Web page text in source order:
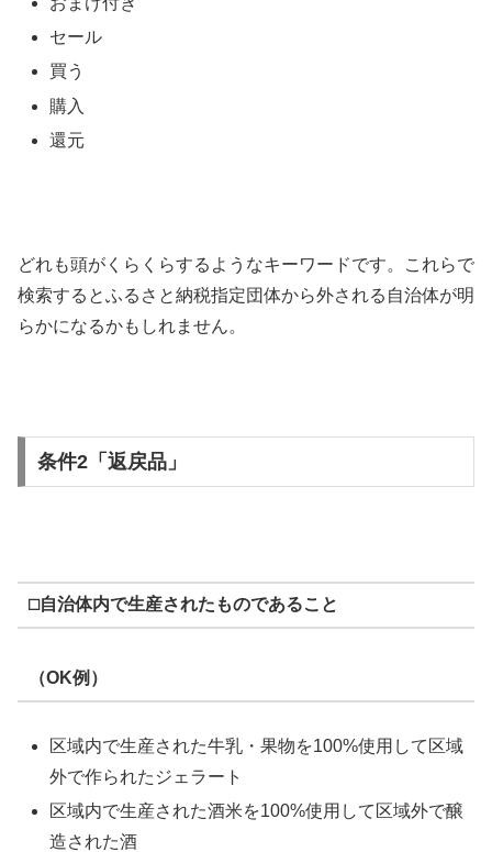
セール
買う
購入
還元
どれも頭がくらくらするようなキーワードです。これらで
検索するとふるさと納税指定団体から外される自治体が明
らかになるかもしれません。
条件2「返戻品」
⬜︎自治体内で生産されたものであること
（OK例）
区域内で生産された牛乳・果物を100%使用して区域
外で作られたジェラート
区域内で生産された酒米を100%使用して区域外で醸
造された酒